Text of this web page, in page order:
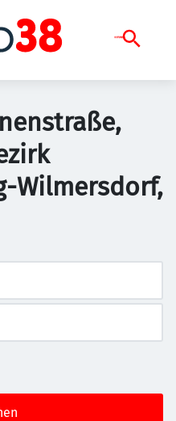
Wilmersdorf,